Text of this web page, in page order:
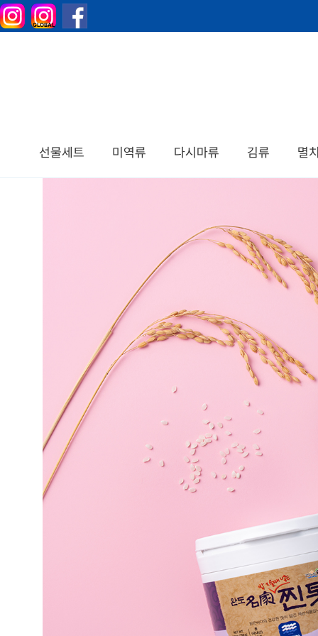
선물세트 미역류 다시마류 김류 멸